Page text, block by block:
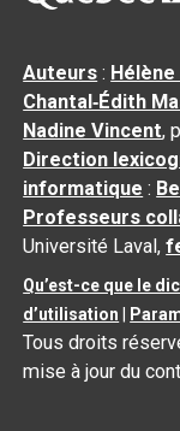
Auteurs :
Chantal‑Édith
Nadine Vincent,
Direction
informatique :
Professeurs
Université Laval,
Qu’est-ce que le
d’utilisation
Tous droits
mise à jour du